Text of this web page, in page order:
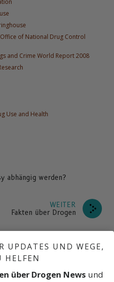
Office of National Drug Control
and Crime World Report 2008
Use and Health
abhängig werden?
WEITER
Fakten über Drogen
UPDATES UND WEGE,
HELFEN
über Drogen News und